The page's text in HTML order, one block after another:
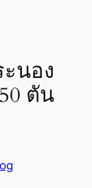
นอง
ตัน